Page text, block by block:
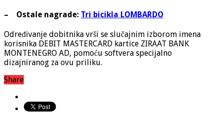
– Ostale nagrade: Tri bicikla LOMBARDO
Određivanje dobitnika vrši se slučajnim izborom imena
korisnika DEBIT MASTERCARD kartice ZIRAAT BANK
MONTENEGRO AD, pomoću softvera specijalno
dizajniranog za ovu priliku.
Share